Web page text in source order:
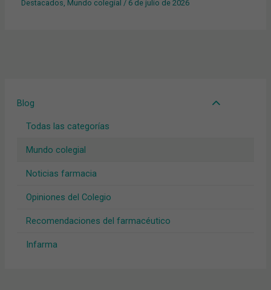
Blog
Todas las categorías
Mundo colegial
Noticias farmacia
Opiniones del Colegio
Recomendaciones del farmacéutico
Infarma
Destacados Mundo colegial / 6 de julio de 2026